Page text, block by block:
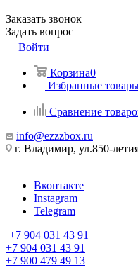
Заказать звонок
Задать вопрос
Войти
Корзина0
Избранные
Сравнение
info@ezzzbox.ru
г. Владимир, ул.850-
Вконтакте
Instagram
Telegram
+7 904 031 43 91
+7 904 031 43 91
+7 900 479 49 13